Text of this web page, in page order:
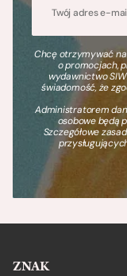
Chcę otrzymywać
o promocjach,
wydawnictwo SIW
świadomość, że
Administratorem
osobowe będą
Szczegółowe
ZNAK